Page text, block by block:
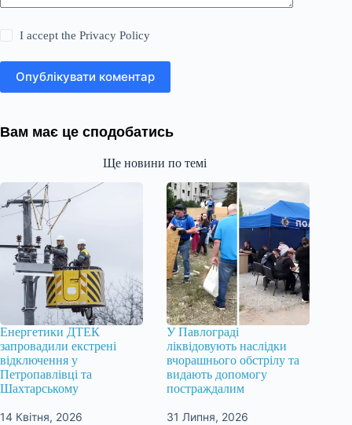
I accept thePrivacy Policy
Опублікувати коментар
Вам має це сподобатись
Ще новини по темі
Енергетики ДТЕК
запровадили екстрені
відключення у
Петропавлівці та
Шахтарському
14 Квітня, 2026
У Павлограді
ліквідовують наслідки
вчорашнього обстрілу та
видають допомогу
постраждалим
31 Липня, 2026